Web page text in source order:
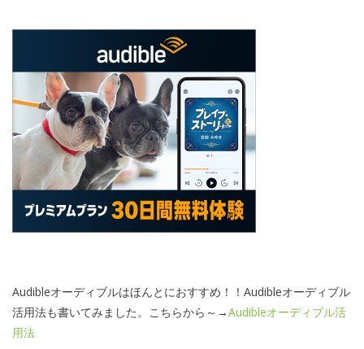
Audibleオーディブルはほんとにおすすめ！！Audibleオーディブル
活用法も書いてみました。こちらから～→Audibleオーディブル活
用法